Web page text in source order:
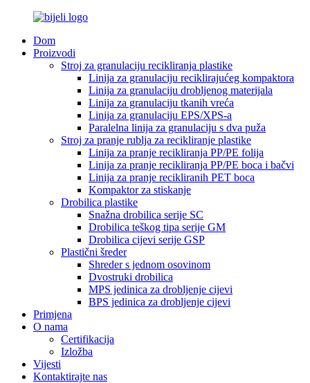
Dom
Proizvodi
Stroj za granulaciju recikliranja plastike
Linija za granulaciju reciklirajućeg kompaktora
Linija za granulaciju drobljenog materijala
Linija za granulaciju tkanih vreća
Linija za granulaciju EPS/XPS-a
Paralelna linija za granulaciju s dva puža
Stroj za pranje rublja za recikliranje plastike
Linija za pranje recikliranja PP/PE folija
Linija za pranje recikliranja PP/PE boca i bačvi
Linija za pranje recikliranih PET boca
Kompaktor za stiskanje
Drobilica plastike
Snažna drobilica serije SC
Drobilica teškog tipa serije GM
Drobilica cijevi serije GSP
Plastični šreder
Shreder s jednom osovinom
Dvostruki drobilica
MPS jedinica za drobljenje cijevi
BPS jedinica za drobljenje cijevi
Primjena
O nama
Certifikacija
Izložba
Vijesti
Kontaktirajte nas